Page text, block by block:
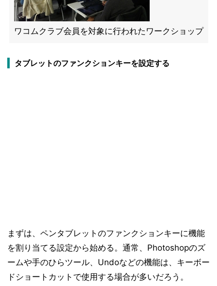
ワコムクラブ会員を対象に行われたワークショップ
タブレットのファンクションキーを設定する
まずは、ペンタブレットのファンクションキーに機能
を割り当てる設定から始める。通常、Photoshopのズ
ームや手のひらツール、Undoなどの機能は、キーボー
ドショートカットで使用する場合が多いだろう。